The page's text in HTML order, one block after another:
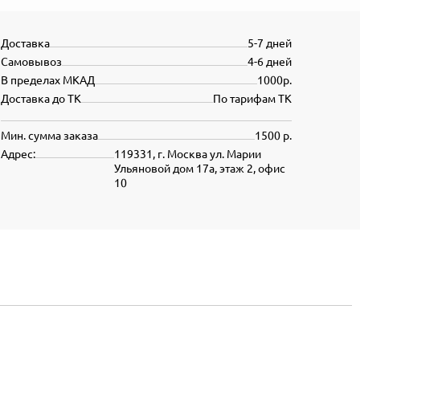
5-7 дней
Доставка
4-6 дней
Самовывоз
1000р.
В пределах МКАД
По тарифам ТК
Доставка до ТК
1500 р.
Мин. сумма заказа
119331, г. Москва ул. Марии
Ульяновой дом 17а, этаж 2, офис
10
Адрес: